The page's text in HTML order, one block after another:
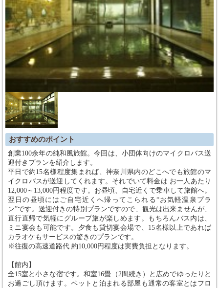
おすすめのポイント
創業100余年の純和風旅館。今回は、小団体向けのマイクロバス送
迎付きプランを紹介します。
平日で約15名様程度集まれば、神奈川県内のどこへでも旅館のマ
イクロバスが送迎してくれます。それでいて料金は お一人あたり
12,000～13,000円程度です。お昼頃、自宅近くで乗車して旅館へ。
翌日の昼頃にはご自宅近くへ帰ってこられる“お気軽温泉プラ
ン”です。送迎付きの特別プランですので、観光は出来ませんが、
直行直帰で気軽にグループ旅が楽しめます。もちろんバス内は、
ミニ宴会も可能です。夕食も貸切宴会場で、15名様以上であれば
カラオケもサービスの驚きのプランです。
※往復の高速道路代 約10,000円程度は実費負担となります。
【館内】
全15室と小さな宿です。和室16畳（2間続き）と広めでゆったりと
お過ごし頂けます。ペットと泊まれる部屋も通常の客室とはフロ